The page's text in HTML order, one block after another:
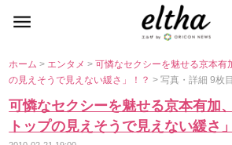
ホーム> エンタメ>可憐なセクシーを魅せる京本有
の見えそうで見えない緩さ」！？> 写真・詳細 9枚目
可憐なセクシーを魅せる京本有加
トップの見えそうで見えない緩さ